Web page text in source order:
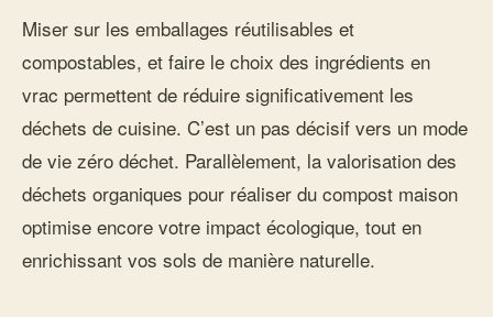
Miser sur les emballages réutilisables et
compostables, et faire le choix des ingrédients en
vrac permettent de réduire significativement les
déchets de cuisine. C’est un pas décisif vers un mode
de vie zéro déchet. Parallèlement, la valorisation des
déchets organiques pour réaliser du compost maison
optimise encore votre impact écologique, tout en
enrichissant vos sols de manière naturelle.